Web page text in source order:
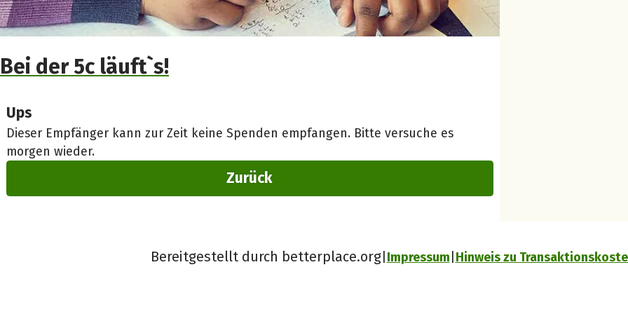
Bei der 5c läuft`s!
Ups
Dieser Empfänger kann zur Zeit keine Spenden empfangen. Bitte versuche es
morgen wieder.
Zurück
Bereitgestellt durch betterplace.org Impressum Hinweis zu